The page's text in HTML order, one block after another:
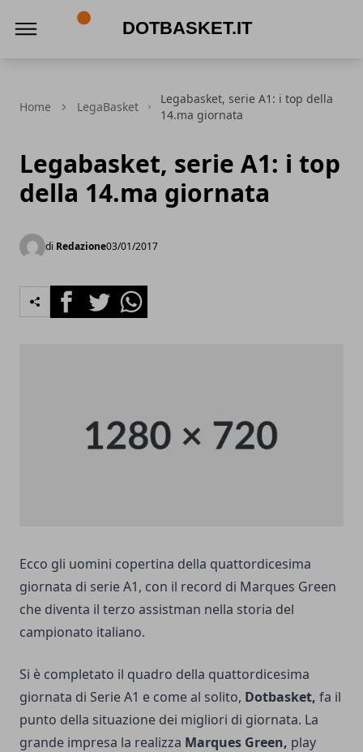
Home LegaBasket
Legabasket, serie A1: i top della
14.ma giornata
Legabasket, serie A1: i top
della 14.ma giornata
di Redazione03/01/2017
FacebookTwitterWhatsapp
Ecco gli uomini copertina della quattordicesima
giornata di serie A1, con il record di Marques Green
che diventa il terzo assistman nella storia del
campionato italiano.
Si è completato il quadro della quattordicesima
giornata di Serie A1 e come al solito, Dotbasket, fa il
punto della situazione dei migliori di giornata. La
grande impresa la realizza Marques Green, play